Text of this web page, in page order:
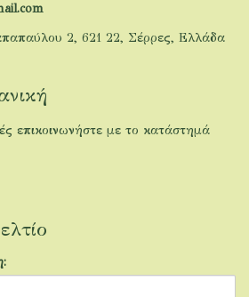
2, 621 22, Σέρρες, Ελλάδα
επικοινωνήστε με το κατάστημά